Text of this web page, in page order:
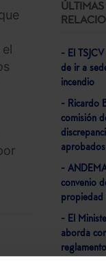
- El
de ir a
incendio
- Ricardo
comisión
-
convenio
propiedad
- El
aborda